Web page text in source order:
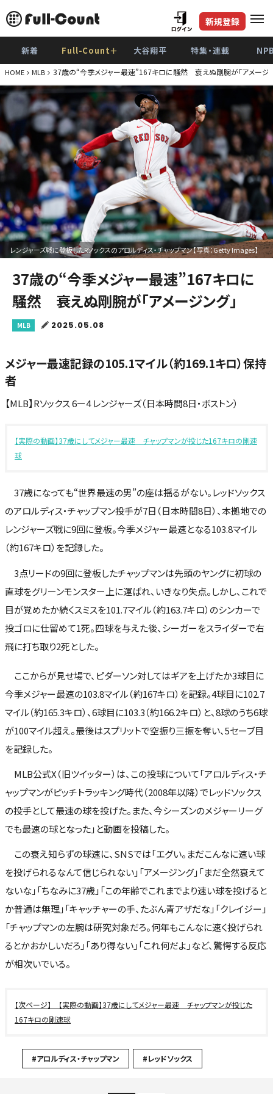
新規登録
新着 Full-Count＋ 大谷翔平 特集・連載
HOME MLB 37歳の“今季メジャー最速”167キロに騒然 衰えぬ剛腕が「アメージ
レンジャーズ戦に登板したRソックスのアロルディス・チャップマン【写真：Getty Images】
37歳の“今季メジャー最速”167キロに
騒然 衰えぬ剛腕が「アメージング」
MLB 2025.05.08
メジャー最速記録の105.1マイル（約169.1キロ）保持
者
【MLB】Rソックス 6ー4 レンジャーズ（日本時間8日・ボストン）
【実際の動画】37歳にしてメジャー最速 チャップマンが投じた167キロの剛速
球
37歳になっても“世界最速の男”の座は揺るがない。レッドソックス
のアロルディス・チャップマン投手が7日（日本時間8日）、本拠地での
レンジャーズ戦に9回に登板。今季メジャー最速となる103.8マイル
（約167キロ）を記録した。
3点リードの9回に登板したチャップマンは先頭のヤングに初球の
直球をグリーンモンスター上に運ばれ、いきなり失点。しかし、これで
目が覚めたか続くスミスを101.7マイル（約163.7キロ）のシンカーで
投ゴロに仕留めて1死。四球を与えた後、シーガーをスライダーで右
飛に打ち取り2死とした。
ここからが見せ場で、ピダーソン対してはギアを上げたか3球目に
今季メジャー最速の103.8マイル（約167キロ）を記録。4球目に102.7
マイル（約165.3キロ）、6球目に103.3（約166.2キロ）と、8球のうち6球
が100マイル超え。最後はスプリットで空振り三振を奪い、5セーブ目
を記録した。
MLB公式X（旧ツイッター）は、この投球について「アロルディス・チ
ャップマンがピッチトラッキング時代（2008年以降）でレッドソックス
の投手として最速の球を投げた。また、今シーズンのメジャーリーグ
でも最速の球となった」と動画を投稿した。
この衰え知らずの球速に、SNSでは「エグい。まだこんなに速い球
を投げられるなんて信じられない」「アメージング」「まだ全然衰えて
ないな」「ちなみに37歳」「この年齢でこれまでより速い球を投げると
か普通は無理」「キャッチャーの手、たぶん青アザだな」「クレイジー」
「チャップマンの左腕は研究対象だろ。何年もこんなに速く投げられ
るとかおかしいだろ」「あり得ない」「これ何だよ」など、驚愕する反応
が相次いでいる。
【実際の動画】37歳にしてメジャー最速 チャップマンが投じた
167キロの剛速球
#アロルディス・チャップマン #レッドソックス